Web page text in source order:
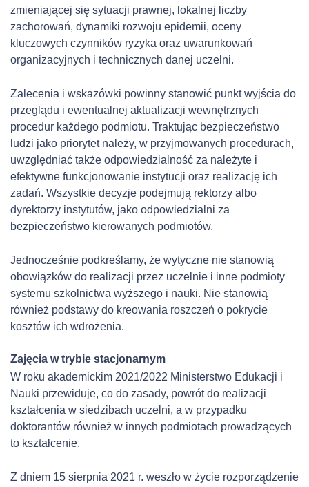
zmieniającej się sytuacji prawnej, lokalnej liczby
zachorowań, dynamiki rozwoju epidemii, oceny
kluczowych czynników ryzyka oraz uwarunkowań
organizacyjnych i technicznych danej uczelni.
Zalecenia i wskazówki powinny stanowić punkt wyjścia do
przeglądu i ewentualnej aktualizacji wewnętrznych
procedur każdego podmiotu. Traktując bezpieczeństwo
ludzi jako priorytet należy, w przyjmowanych procedurach,
uwzględniać także odpowiedzialność za należyte i
efektywne funkcjonowanie instytucji oraz realizację ich
zadań. Wszystkie decyzje podejmują rektorzy albo
dyrektorzy instytutów, jako odpowiedzialni za
bezpieczeństwo kierowanych podmiotów.
Jednocześnie podkreślamy, że wytyczne nie stanowią
obowiązków do realizacji przez uczelnie i inne podmioty
systemu szkolnictwa wyższego i nauki. Nie stanowią
również podstawy do kreowania roszczeń o pokrycie
kosztów ich wdrożenia.
Zajęcia w trybie stacjonarnym
W roku akademickim 2021/2022 Ministerstwo Edukacji i
Nauki przewiduje, co do zasady, powrót do realizacji
kształcenia w siedzibach uczelni, a w przypadku
doktorantów również w innych podmiotach prowadzących
to kształcenie.
Z dniem 15 sierpnia 2021 r. weszło w życie rozporządzenie